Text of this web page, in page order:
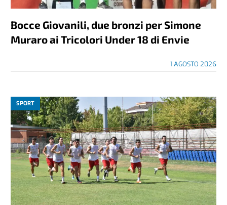
Bocce Giovanili, due bronzi per Simone
Muraro ai Tricolori Under 18 di Envie
1 AGOSTO 2026
SPORT